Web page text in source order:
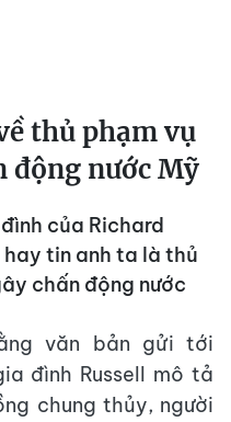
thủ phạm vụ
động nước Mỹ
của Richard
hay tin anh ta là thủ
chấn động nước
văn bản gửi tới
đình Russell mô tả
chung thủy, người